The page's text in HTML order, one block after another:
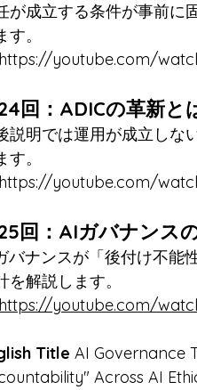
が成立する条件が事前に
す。
https://youtube.com/
回：ADICの革新と
説明では運用が成立しな
す。
https://youtube.com/
回：AIガバナンス
バナンスが「後付け不能
を解説します。
https://youtube.com/
Title AI Governance
Across AI